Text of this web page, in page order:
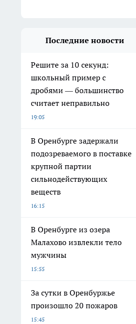
Последние новости
Решите за 10 секунд:
школьный пример с
дробями — большинство
считает неправильно
19:05
В Оренбурге задержали
подозреваемого в поставке
крупной партии
сильнодействующих
веществ
16:15
В Оренбурге из озера
Малахово извлекли тело
мужчины
15:55
За сутки в Оренбуржье
произошло 20 пожаров
15:45